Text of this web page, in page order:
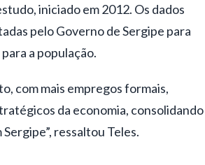
iniciado em 2012. Os dados
pelo Governo de Sergipe para
a população.
com mais empregos formais,
da economia, consolidando
ressaltou Teles.